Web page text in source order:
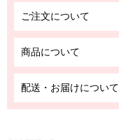
ご注文について
商品について
配送・お届けについて